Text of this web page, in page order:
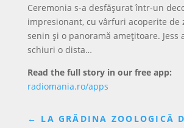
Ceremonia s-a desfășurat într-un
impresionant, cu vârfuri acoperite de
senin și o panoramă amețitoare. Jess
schiuri o dista…
Read the full story in our free app:
radiomania.ro/apps
← LA GRĂDINA ZOOLOGICĂ